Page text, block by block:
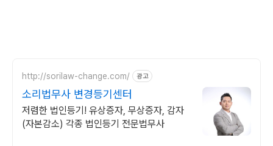
http://sorilaw-change.com/ 광고
소리법무사 변경등기센터
저렴한 법인등기! 유상증자, 무상증자, 감자
(자본감소) 각종 법인등기 전문법무사